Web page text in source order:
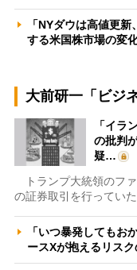
「NYダウは高値更
する米国株市場の
大前研一「ビジ
「イラ
の批判
疑…
トランプ大統領のフ
の証券取引を行ってい
「いつ暴発してもお
ースXが抱えるリス